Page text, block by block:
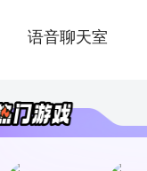
语音聊天室